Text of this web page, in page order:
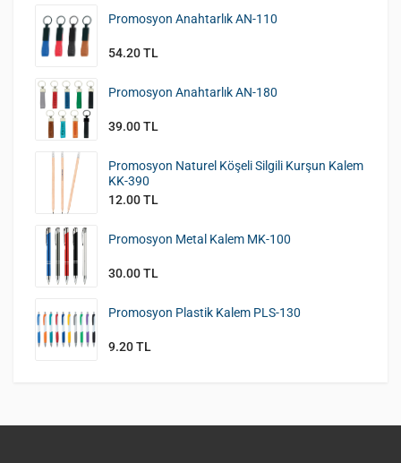
Promosyon Anahtarlık AN-110
54.20 TL
Promosyon Anahtarlık AN-180
39.00 TL
Promosyon Naturel Köşeli Silgili Kurşun Kalem
KK-390
12.00 TL
Promosyon Metal Kalem MK-100
30.00 TL
Promosyon Plastik Kalem PLS-130
9.20 TL